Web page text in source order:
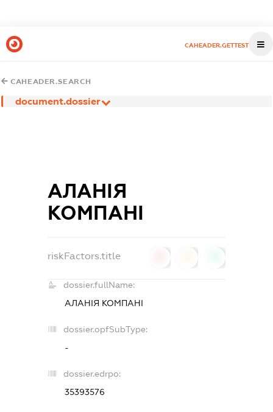
CAHEADER.GETTEST
CAHEADER.SEARCH
document.dossier
АЛАНІЯ
КОМПАНІ
riskFactors.title
dossier.fullName:
АЛАНІЯ КОМПАНІ
dossier.opfSubType:
-
dossier.edrpo:
35393576